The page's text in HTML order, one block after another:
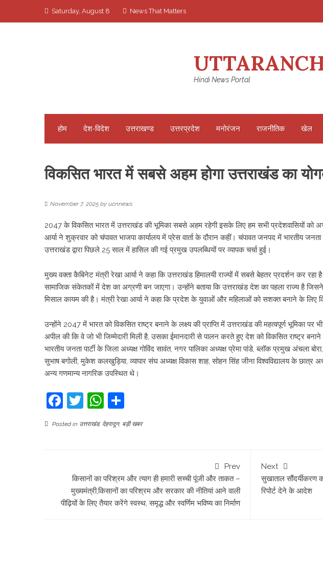
Saturday, August 8 News That Matters
Hindi News Portal
होम देश-विदेश उत्तराखण्ड उत्तरप्रदेश मनोरंजन राजनीतिक खेल
विकसित भारत में सबसे अहम होगा उत्तराखंड का
November 7, 2025 by ucnnews
2047 के विकसित भारत में उत्तराखंड की भूमिका सबसे अहम रहेगी इसके लिए हम सभी प्रदेशवासियों को
आर्या ने शुक्रवार को चंपावत भाजपा कार्यालय में प्रेस वार्ता के दौरान कहीं। चंपावत जनपद में भारतीय
उत्तराखंड द्वारा पिछले 25 साल में हासिल की गई प्रमुख उपलब्धियों पर व्यापक चर्चा हुई।
मुख्य वक्ता कैबिनेट मंत्री रेखा आर्या ने कहा कि उत्तराखंड हिमालयी राज्यों में सबसे बेहतर प्रदर्शन कर
सामाजिक संकेतकों में देश का अग्रणी बन जाएगा। उन्होंने बताया कि उत्तराखंड देश का पहला राज्य है
मिसाल कायम की है। मंत्री रेखा आर्या ने कहा कि प्रदेश के युवाओं और महिलाओं को सशक्त बनाने के
उन्होंने 2047 में भारत को विकसित राष्ट्र बनाने के लक्ष्य की प्राप्ति में उत्तराखंड की महत्वपूर्ण भूमिका
अपील की कि वे जो भी जिम्मेदारी मिली है, उसका ईमानदारी से पालन करते हुए देश को विकसित राष्ट्र
भारतीय जनता पार्टी के जिला अध्यक्ष गोविंद सावंत, नगर पालिका अध्यक्ष प्रेमा पांडे, ब्लॉक प्रमुख अंचला
सुभाष बगोली, मुकेश कलखुड़िया, व्यापार संघ अध्यक्ष विकास शाह, सोहन सिंह जीना विश्वविद्यालय के छात्र
अन्य गणमान्य नागरिक उपस्थित थे।
Facebook
TwitterWhatsApp
Posted in उत्तराखंड, देहरादून, बड़ी खबर
Prev
किसानों का परिश्रम और त्याग ही हमारी सच्ची पूंजी और ताकत –
मुख्यमंत्री,किसानों का परिश्रम और सरकार की नीतियां आने वाली
पीढ़ियों के लिए तैयार करेंगे स्वस्थ, समृद्ध और स्वर्णिम भविष्य का निर्माण
Next
सुखाताल सौंदर्यीकरण
रिपोर्ट देने के आदेश